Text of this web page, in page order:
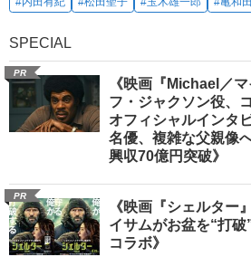
SPECIAL
PR
《映画『Michael／
フ・ジャクソン役、
オフィシャルインタ
名優、複雑な父親像
興収70億円突破》
PR
《映画『シェルター
イサムがお盆を“打破
コラボ》